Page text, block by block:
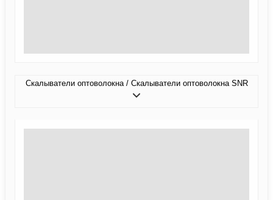
Скалыватели оптоволокна / Скалыватели оптоволокна SNR